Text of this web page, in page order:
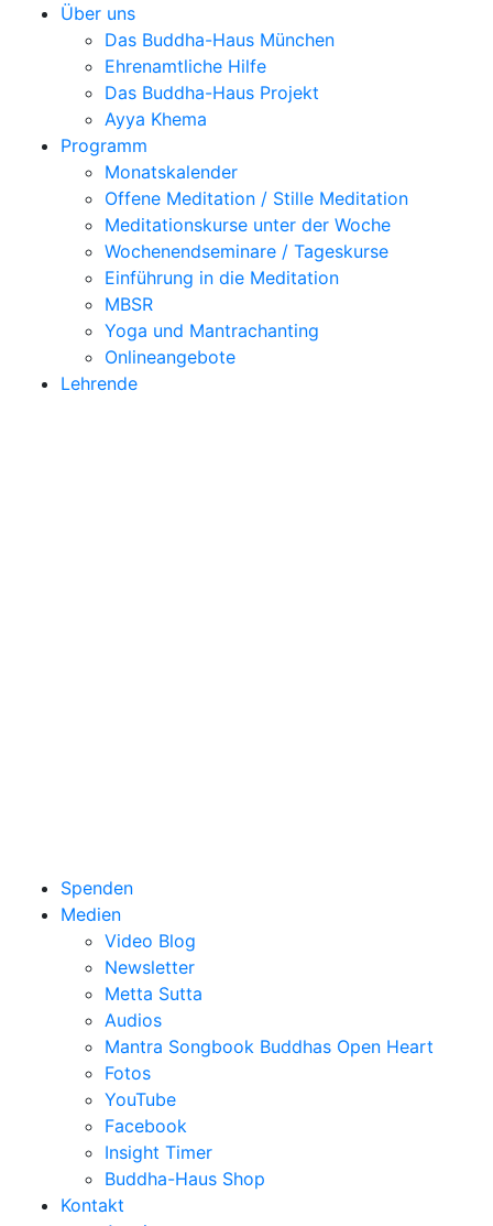
Über uns
Das Buddha-Haus München
Ehrenamtliche Hilfe
Das Buddha-Haus Projekt
Ayya Khema
Programm
Monatskalender
Offene Meditation / Stille Meditation
Meditationskurse unter der Woche
Wochenendseminare / Tageskurse
Einführung in die Meditation
MBSR
Yoga und Mantrachanting
Onlineangebote
Lehrende
Spenden
Medien
Video Blog
Newsletter
Metta Sutta
Audios
Mantra Songbook Buddhas Open Heart
Fotos
YouTube
Facebook
Insight Timer
Buddha-Haus Shop
Kontakt